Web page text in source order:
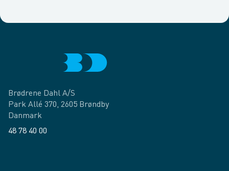
Brødrene Dahl A/S
Park Allé 370, 2605 Brøndby
Danmark
48 78 40 00